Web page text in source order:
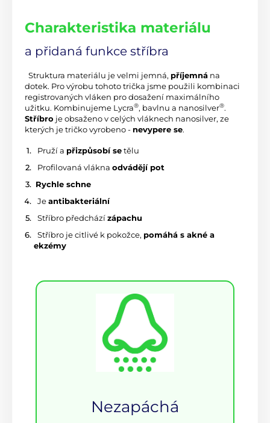
Charakteristika materiálu
a přidaná funkce stříbra
Struktura materiálu je velmi jemná, příjemná na
dotek. Pro výrobu tohoto trička jsme použili kombinaci
registrovaných vláken pro dosažení maximálního
užitku. Kombinujeme Lycra®, bavlnu a nanosilver®
Stříbro je obsaženo v celých vláknech nanosilver, ze
kterých je tričko vyrobeno - nevypere se.
Pruží a přizpůsobí se tělu
Profilovaná vlákna odvádějí pot
Rychle schne
Je antibakteriální
Stříbro předchází zápachu
Stříbro je citlivé k pokožce, pomáhá s akné a
ekzémy
Nezapáchá